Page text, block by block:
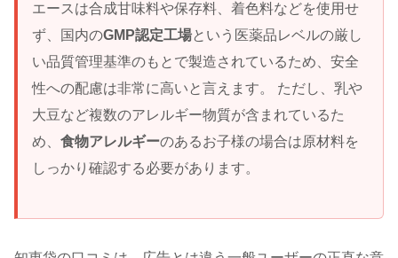
エースは合成甘味料や保存料、着色料などを使用せ
ず、国内のGMP認定工場という医薬品レベルの厳し
い品質管理基準のもとで製造されているため、安全
性への配慮は非常に高いと言えます。 ただし、乳や
大豆など複数のアレルギー物質が含まれているた
め、 食物アレルギーのあるお子様の場合は原材料を
しっかり確認する必要があります。